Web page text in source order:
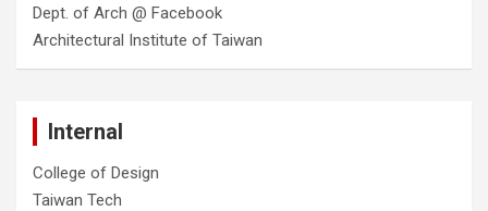
Dept. of Arch @ Facebook
Architectural Institute of Taiwan
Internal
College of Design
Taiwan Tech